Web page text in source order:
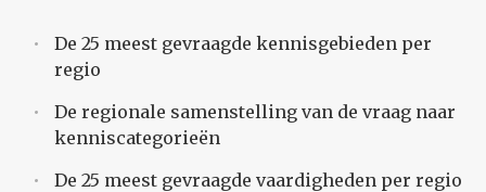
De 25 meest gevraagde kennisgebieden per
regio
De regionale samenstelling van de vraag naar
kenniscategorieën
De 25 meest gevraagde vaardigheden per regio